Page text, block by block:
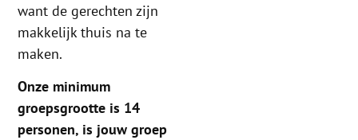
want de gerechten zijn
makkelijk thuis na te
maken.
Onze minimum
groepsgrootte is 14
personen, is jouw groep